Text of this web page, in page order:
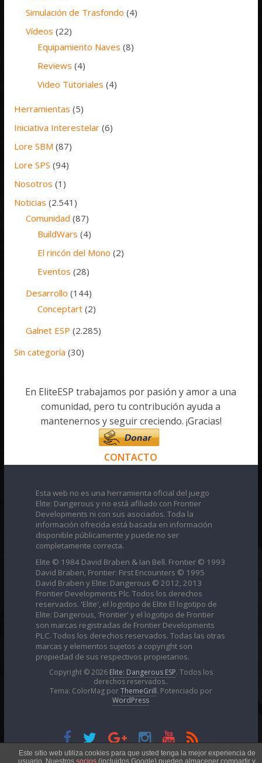
Simulación de Trasfondo (4)
Vídeos (22)
Equipamiento Naves (8)
Reviews (4)
Video Tutoriales (4)
Herramientas (5)
Iniciativa Interestelar (6)
Lore SBM (87)
Lore SPS (94)
Nosotros (1)
Noticias (2.541)
Comunidad (87)
BuildWars (4)
El rincón del Mono (2)
Eventos (28)
Desarrollo (144)
Conceptart (2)
Galnet ESP (2.285)
Sin categoría (30)
En EliteESP trabajamos por pasión y amor a una
comunidad, pero tu contribución ayuda a
mantenernos y seguir creciendo. ¡Gracias!
CONTACTO
Esta web no es una herramienta oficial del juego
Elite: Dangerous y no está afiliado con Frontier
Developments ni con sus asociados. Toda la
información ofrecida está basada en información
disponible públicamente y puede no ser
completamente correcta.
Elite © 1984 David Braben & Ian Bell. Frontier © 1993
David Braben, Frontier: First Encounters © 1995
David Braben y Elite: Dangerous © 2012, 2013
Frontier Developments Plc. Todos los derechos
reservados. 'Elite', el logotipo de Elite El logotipo de
Elite: Dangerous, 'Frontier' y el logotipo de Frontier
son marcas registradas de Frontier Developments
PLC. Todos los derechos reservados. Todas las otras
marcas y elementos sujetos a copyright son
propiedad de sus respectivos propietarios.
Copyright © 2026 Elite: Dangerous ESP. Todos los
derechos reservados..
Tema: ColorMag porThemeGrill. Potenciado por
WordPress
Esta obra está bajo unaLicencia Creative Commons
Este sitio web utiliza cookies para que usted tenga la mejor experiencia de
usuario. Nuestros socios (incluidos Google) pueden almacener compartir y